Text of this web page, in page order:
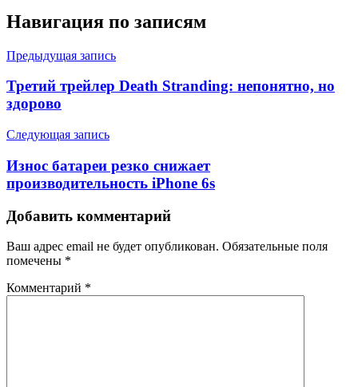
Навигация по записям
Предыдущая запись
Третий трейлер Death Stranding: непонятно, но
здорово
Следующая запись
Износ батареи резко снижает
производительность iPhone 6s
Добавить комментарий
Ваш адрес email не будет опубликован. Обязательные поля
помечены *
Комментарий *